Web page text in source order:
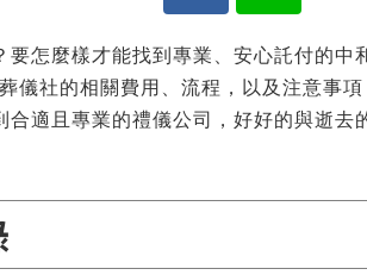
怎麼樣才能找到專業、安心託付的中
儀社的相關費用、流程，以及注意事項
適且專業的禮儀公司，好好的與逝去